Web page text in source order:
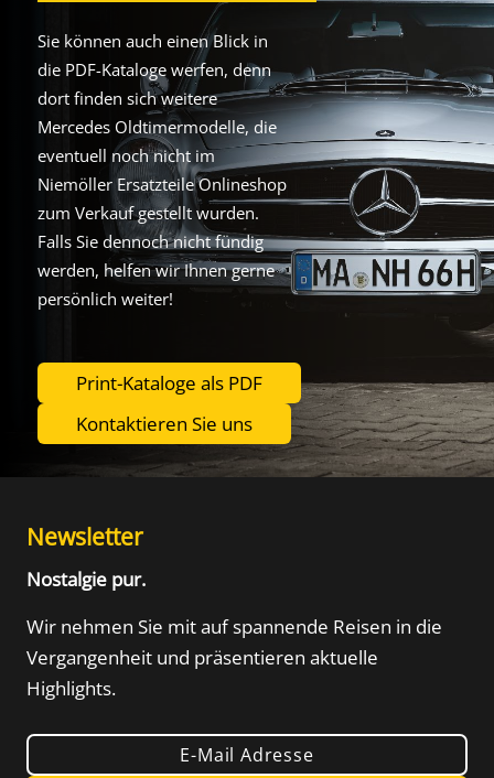
Sie können auch einen Blick in
die PDF-Kataloge werfen, denn
dort finden sich weitere
Mercedes Oldtimermodelle, die
eventuell noch nicht im
Niemöller Ersatzteile Onlineshop
zum Verkauf gestellt wurden.
Falls Sie dennoch nicht fündig
werden, helfen wir Ihnen gerne
persönlich weiter!
Print-Kataloge als PDF
Kontaktieren Sie uns
Newsletter
Nostalgie pur.
Wir nehmen Sie mit auf spannende Reisen in die
Vergangenheit und präsentieren aktuelle
Highlights.
E-Mail Adresse